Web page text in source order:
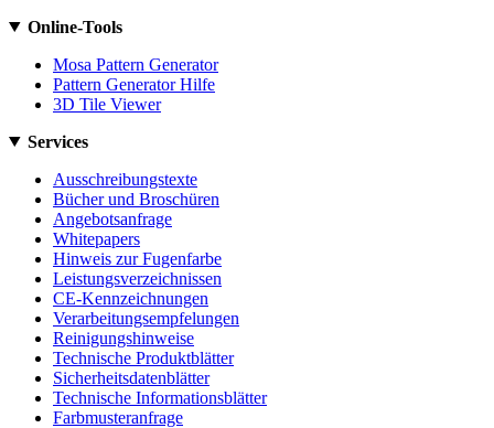
Online-Tools
Mosa Pattern Generator
Pattern Generator Hilfe
3D Tile Viewer
Services
Ausschreibungstexte
Bücher und Broschüren
Angebotsanfrage
Whitepapers
Hinweis zur Fugenfarbe
Leistungsverzeichnissen
CE-Kennzeichnungen
Verarbeitungsempfelungen
Reinigungshinweise
Technische Produktblätter
Sicherheitsdatenblätter
Technische Informationsblätter
Farbmusteranfrage